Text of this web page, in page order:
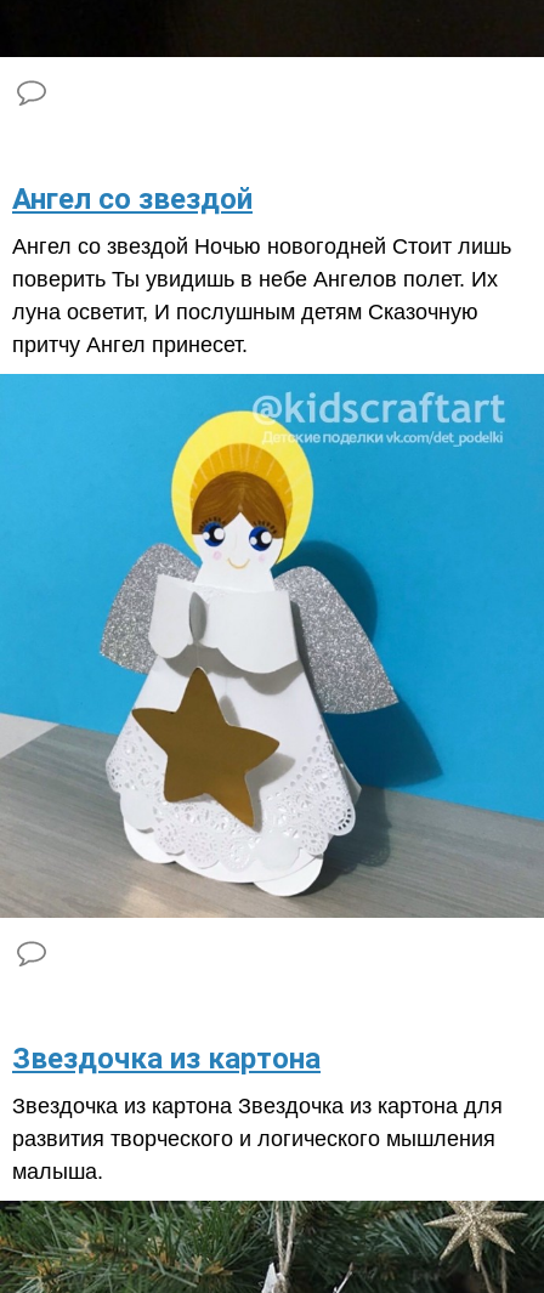
Ангел со звездой
Ангел со звездой Ночью новогодней Стоит лишь
поверить Ты увидишь в небе Ангелов полет. Их
луна осветит, И послушным детям Сказочную
притчу Ангел принесет.
Звездочка из картона
Звездочка из картона Звездочка из картона для
развития творческого и логического мышления
малыша.